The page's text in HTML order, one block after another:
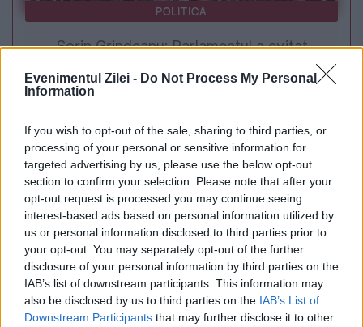
Evenimentul Zilei - Do Not Process My Personal
Information
If you wish to opt-out of the sale, sharing to third parties, or
processing of your personal or sensitive information for
targeted advertising by us, please use the below opt-out
section to confirm your selection. Please note that after your
opt-out request is processed you may continue seeing
interest-based ads based on personal information utilized by
us or personal information disclosed to third parties prior to
your opt-out. You may separately opt-out of the further
disclosure of your personal information by third parties on the
IAB’s list of downstream participants. This information may
also be disclosed by us to third parties on the IAB’s List of
Downstream Participants that may further disclose it to other
POLITICA
Sorin Grindeanu: Parlamentul a evitat
pierderea a 5,8 miliarde de euro din PNRR și a
MONDEN